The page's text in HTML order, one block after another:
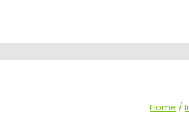
Home /